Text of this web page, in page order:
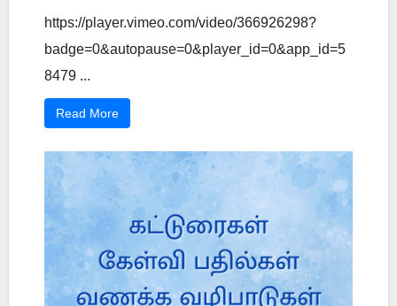
https://player.vimeo.com/video/366926298?
badge=0&autopause=0&player_id=0&app_id=5
8479 ...
Read More